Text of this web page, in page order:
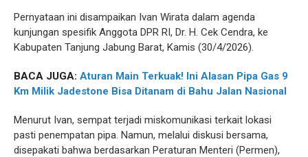
Pernyataan ini disampaikan Ivan Wirata dalam agenda
kunjungan spesifik Anggota DPR RI, Dr. H. Cek Cendra, ke
Kabupaten Tanjung Jabung Barat, Kamis (30/4/2026).
BACA JUGA: Aturan Main Terkuak! Ini Alasan Pipa Gas 9
Km Milik Jadestone Bisa Ditanam di Bahu Jalan Nasional
Menurut Ivan, sempat terjadi miskomunikasi terkait lokasi
pasti penempatan pipa. Namun, melalui diskusi bersama,
disepakati bahwa berdasarkan Peraturan Menteri (Permen),